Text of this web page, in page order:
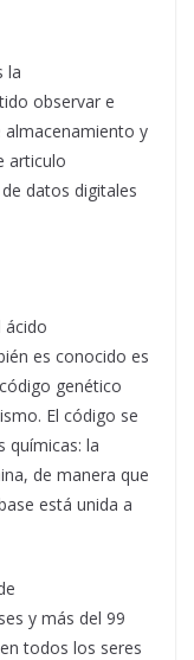
la
observar e
almacenamiento y
articulo
datos digitales
ácido
es conocido es
genético
El código se
químicas: la
de manera que
está unida a
y más del 99
todos los seres